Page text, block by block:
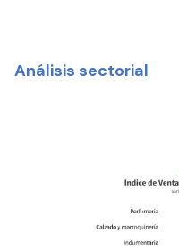
Análisis sectorial